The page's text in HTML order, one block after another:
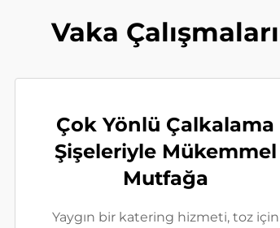
Vaka Çalışmaları
Çok Yönlü Çalkalama
Şişeleriyle Mükemmel
Mutfağa
Yaygın bir katering hizmeti, toz için